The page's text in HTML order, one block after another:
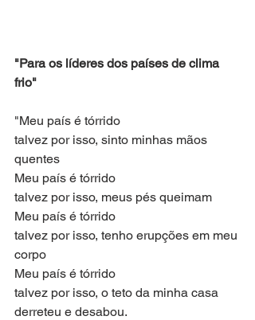
"Para os líderes dos países de clima
frio"
"Meu país é tórrido
talvez por isso, sinto minhas mãos
quentes
Meu país é tórrido
talvez por isso, meus pés queimam
Meu país é tórrido
talvez por isso, tenho erupções em meu
corpo
Meu país é tórrido
talvez por isso, o teto da minha casa
derreteu e desabou.